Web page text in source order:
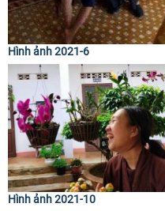
Hình ảnh 2021-6
Hình ảnh 2021-10